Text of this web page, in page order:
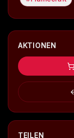
AKTIONEN
TEILEN